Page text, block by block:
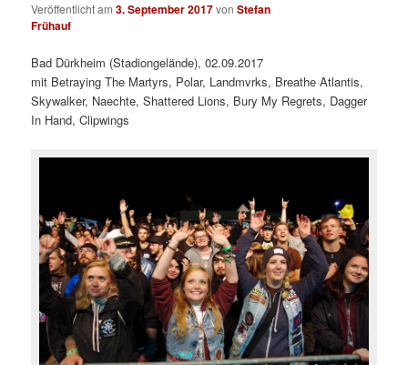
Veröffentlicht am3. September 2017vonStefan
Frühauf
Bad Dürkheim (Stadiongelände), 02.09.2017
mit Betraying The Martyrs, Polar, Landmvrks, Breathe Atlantis,
Skywalker, Naechte, Shattered Lions, Bury My Regrets, Dagger
In Hand, Clipwings